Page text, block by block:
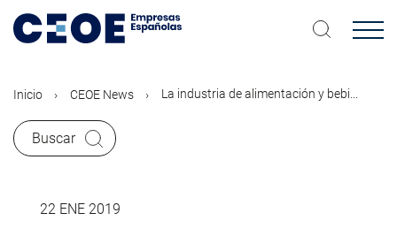
contenido
Inicio CEOE News La industria de alimentación y bebi...
Buscar
22 ENE 2019